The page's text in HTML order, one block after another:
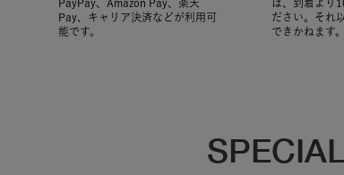
PayPay、Amazon Pay、楽天
Pay、キャリア決済などが利用可
能です。
は、到着より
ださい。それ
できかねます。